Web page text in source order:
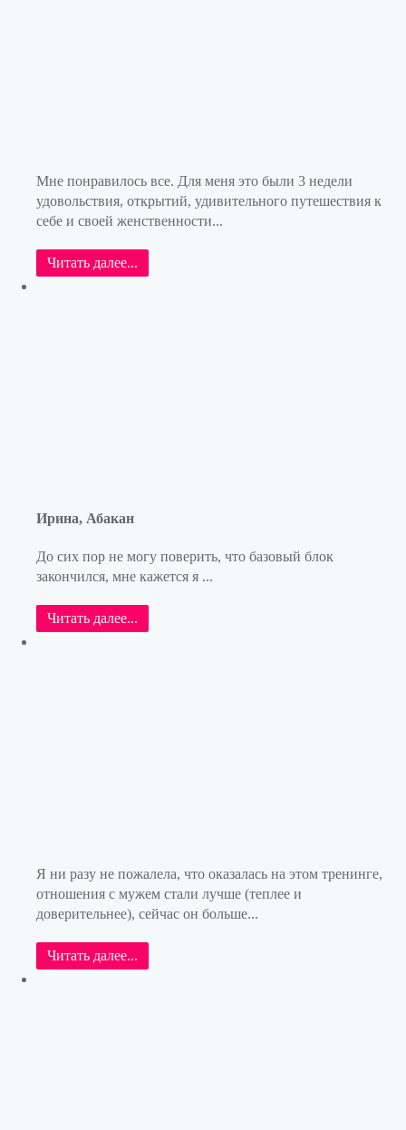
Мне понравилось все. Для меня это были 3 недели
удовольствия, открытий, удивительного путешествия к
себе и своей женственности...
Читать далее...
Ирина, Абакан
До сих пор не могу поверить, что базовый блок
закончился, мне кажется я ...
Читать далее...
Я ни разу не пожалела, что оказалась на этом тренинге,
отношения с мужем стали лучше (теплее и
доверительнее), сейчас он больше...
Читать далее...